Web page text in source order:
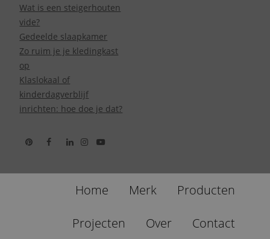
Wat is een steigerhouten
vide?
Gedeelde slaapkamer
Zo ruim je je kledingkast
op
Klaslokaal of
kinderdagverblijf
inrichten: hoe doe je dat?
Home Merk Producten
Projecten Over Contact